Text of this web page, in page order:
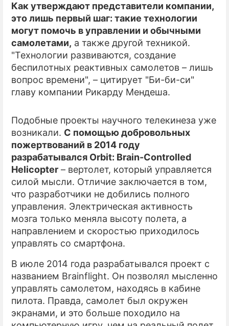
Как утверждают представители компании,
это лишь первый шаг: такие технологии
могут помочь в управлении и обычными
самолетами, а также другой техникой.
"Технологии развиваются, создание
беспилотных реактивных самолетов – лишь
вопрос времени", – цитирует "Би-би-си"
главу компании Рикарду Мендеша.
Подобные проекты научного телекинеза уже
возникали. С помощью добровольных
пожертвований в 2014 году
разрабатывался Orbit: Brain-Controlled
Helicopter – вертолет, который управляется
силой мысли. Отличие заключается в том,
что разработчики не добились полного
управления. Электрическая активность
мозга только меняла высоту полета, а
направлением и скоростью приходилось
управлять со смартфона.
В июле 2014 года разрабатывался проект с
названием Brainflight. Он позволял мысленно
управлять самолетом, находясь в кабине
пилота. Правда, самолет был окружен
экранами, и это больше походило на